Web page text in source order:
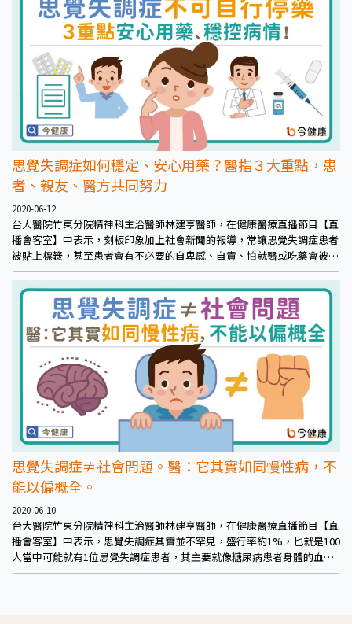
思覺失調症如何穩定、安心用藥？醫指３大重點，患
者、親友、醫方共同努力
2020-06-12
台大醫院竹東分院精神科主治醫師林建亨醫師，在健康醫療直播節目【直
播會客室】中表示，刻板印象加上社會新聞的報導，常讓思覺失調症患者
被貼上標籤，甚至患者會有不必要的自卑感、自責、怕就醫或吃藥會被人
知道等負面情緒，因而延誤就醫，不論是何者，都不利於患者的病情，更
對社會和諧沒有絲毫幫助。
思覺失調症≠社會問題。醫：它其實如同慢性病，不
能以偏概全。
2020-06-10
台大醫院竹東分院精神科主治醫師林建亨醫師，在健康醫療直播節目【直
播會客室】中表示，思覺失調症其實並不罕見，盛行率約1%，也就是100
人當中可能就有1位思覺失調症患者，其主要就像糖尿病患者身體的血
糖、胰島素分泌不正常一樣，思覺失調症是一種腦部內分泌失調的現象。